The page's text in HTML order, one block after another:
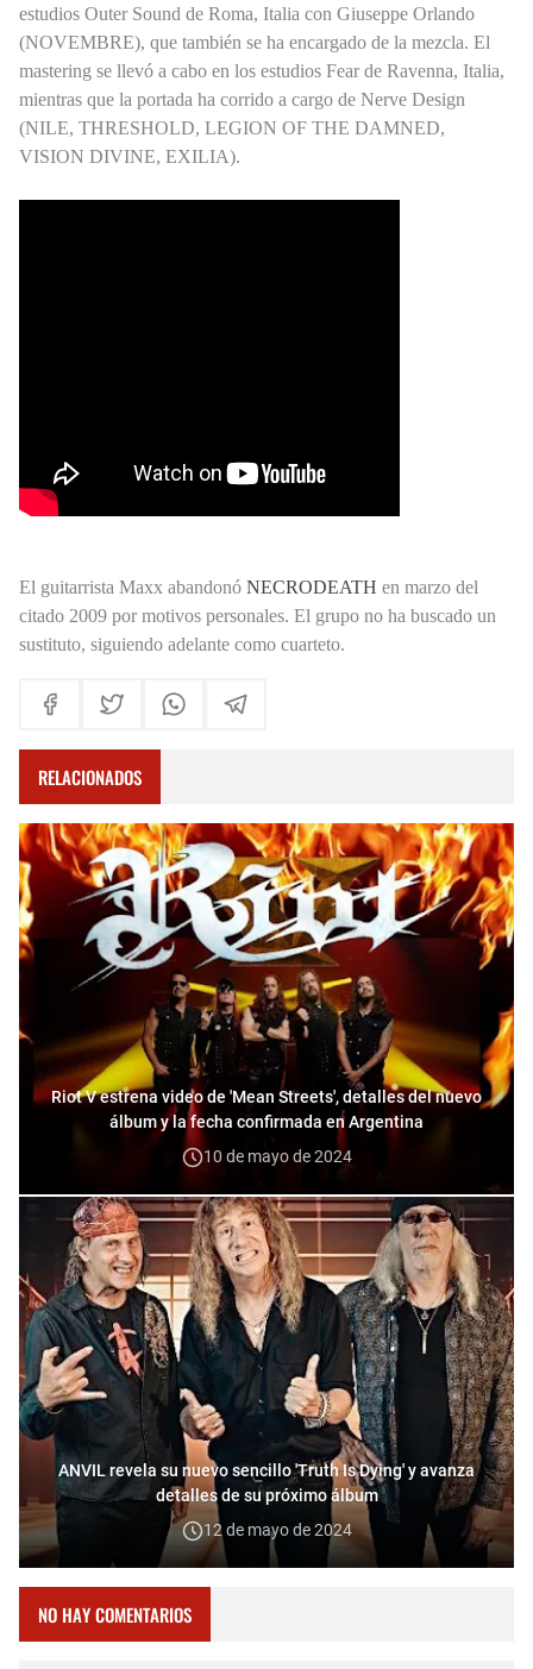
estudios Outer Sound de Roma, Italia con Giuseppe Orlando
(NOVEMBRE), que también se ha encargado de la mezcla. El
mastering se llevó a cabo en los estudios Fear de Ravenna, Italia,
mientras que la portada ha corrido a cargo de Nerve Design
(NILE, THRESHOLD, LEGION OF THE DAMNED,
VISION DIVINE, EXILIA).
El guitarrista Maxx abandonó NECRODEATH en marzo del
citado 2009 por motivos personales. El grupo no ha buscado un
sustituto, siguiendo adelante como cuarteto.
RELACIONADOS
Riot V estrena video de 'Mean Streets', detalles del nuevo
álbum y la fecha confirmada en Argentina
10 de mayo de 2024
ANVIL revela su nuevo sencillo 'Truth Is Dying' y avanza
detalles de su próximo álbum
12 de mayo de 2024
NO HAY COMENTARIOS